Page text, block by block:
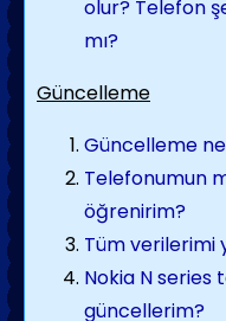
olur? Telefon
mı?
Güncelleme
Güncelleme
Telefonumun
öğrenirim?
Tüm verilerimi
Nokia N series
güncellerim?